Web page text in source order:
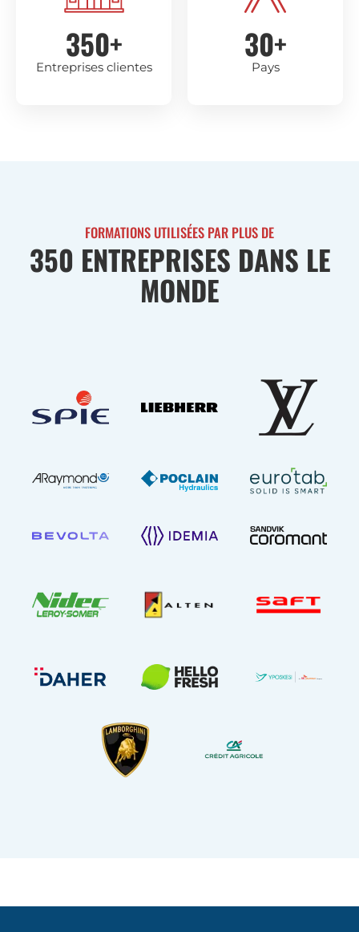
350+
Entreprises clientes
30+
Pays
FORMATIONS UTILISÉES PAR PLUS DE
350 ENTREPRISES DANS LE
MONDE